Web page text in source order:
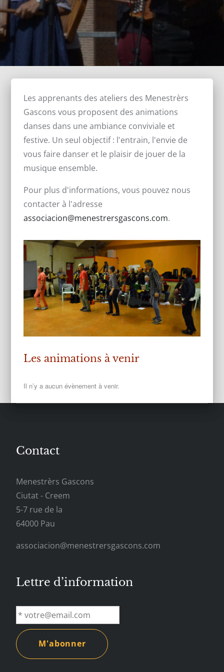
Les apprenants des ateliers des Menestrèrs
Gascons vous proposent des animations
danses dans une ambiance conviviale et
festive. Un seul objectif : l'entrain, l'envie de
vous faire danser et le plaisir de jouer de la
musique ensemble.
Pour plus d'informations, vous pouvez nous
contacter à l'adresse
associacion@menestrersgascons.com.
Les animations à venir
Il n’y a aucun évènement à venir.
Contact
Menestrèrs Gascons
Ciutat - Creem
5-7 rue de la
64000 Pau
associacion@menestrersgascons.com
Lettre d’information